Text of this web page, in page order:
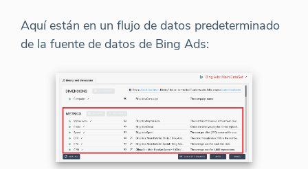
Aquí están en un flujo de datos predeterminado
de la fuente de datos de Bing Ads: